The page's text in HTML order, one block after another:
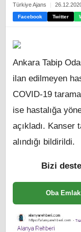
Türkiye Ajans
Facebook Twitter
Ankara Tabip
ilan edilmeyen
COVID-19
ise hastalığa
açıkladı. Kanser
alındığı bildirildi.
Bizi
Oba Emlak